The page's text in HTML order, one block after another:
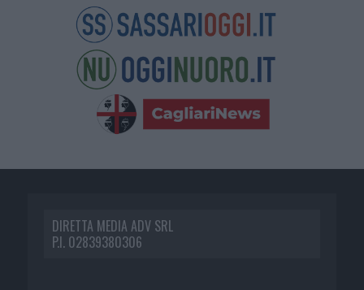
DIRETTA MEDIA ADV SRL
P.I. 02839380306